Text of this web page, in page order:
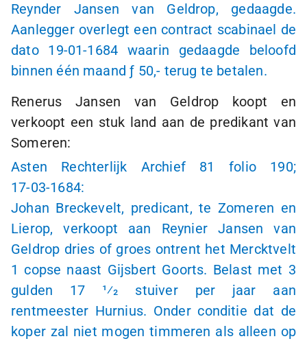
Reynder Jansen van Geldrop, gedaagde.
Aanlegger overlegt een contract scabinael de
dato 19-01-1684 waarin gedaagde beloofd
binnen één maandƒ 50,- terug te betalen.
Renerus Jansen van Geldrop koopt en
verkoopt een stuk land aan de predikant van
Someren:
Asten Rechterlijk Archief 81 folio 190;
17-03-1684:
Johan Breckevelt, predicant, te Zomeren en
Lierop, verkoopt aan Reynier Jansen van
Geldrop dries of groes ontrent het Mercktvelt
1 copse naast Gijsbert Goorts. Belast met 3
gulden 17 1⁄2 stuiver per jaar aan
rentmeester Hurnius. Onder conditie dat de
koper zal niet mogen timmeren als alleen op